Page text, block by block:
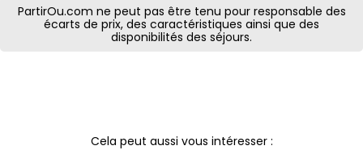
PartirOu.com ne peut pas être tenu pour responsable des
écarts de prix, des caractéristiques ainsi que des
disponibilités des séjours.
Cela peut aussi vous intéresser :